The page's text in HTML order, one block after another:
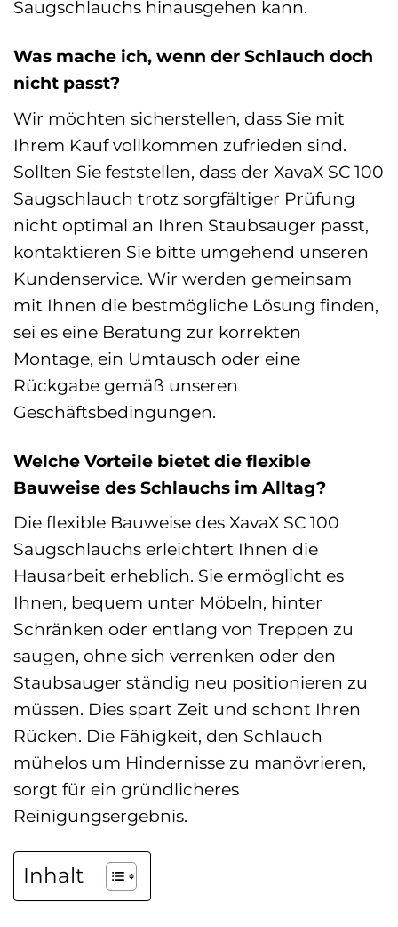
Saugschlauchs hinausgehen kann.
Was mache ich, wenn der Schlauch doch
nicht passt?
Wir möchten sicherstellen, dass Sie mit
Ihrem Kauf vollkommen zufrieden sind.
Sollten Sie feststellen, dass der XavaX SC 100
Saugschlauch trotz sorgfältiger Prüfung
nicht optimal an Ihren Staubsauger passt,
kontaktieren Sie bitte umgehend unseren
Kundenservice. Wir werden gemeinsam
mit Ihnen die bestmögliche Lösung finden,
sei es eine Beratung zur korrekten
Montage, ein Umtausch oder eine
Rückgabe gemäß unseren
Geschäftsbedingungen.
Welche Vorteile bietet die flexible
Bauweise des Schlauchs im Alltag?
Die flexible Bauweise des XavaX SC 100
Saugschlauchs erleichtert Ihnen die
Hausarbeit erheblich. Sie ermöglicht es
Ihnen, bequem unter Möbeln, hinter
Schränken oder entlang von Treppen zu
saugen, ohne sich verrenken oder den
Staubsauger ständig neu positionieren zu
müssen. Dies spart Zeit und schont Ihren
Rücken. Die Fähigkeit, den Schlauch
mühelos um Hindernisse zu manövrieren,
sorgt für ein gründlicheres
Reinigungsergebnis.
Inhalt